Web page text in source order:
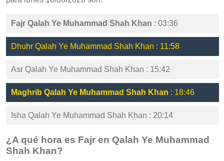
Fajr Qalah Ye Muhammad Shah Khan : 03:36
Dhuhr Qalah Ye Muhammad Shah Khan : 11:58
Asr Qalah Ye Muhammad Shah Khan : 15:42
Maghrib Qalah Ye Muhammad Shah Khan : 18:46
Isha Qalah Ye Muhammad Shah Khan : 20:14
¿A qué hora es Fajr en Qalah Ye Muhammad
Shah Khan?